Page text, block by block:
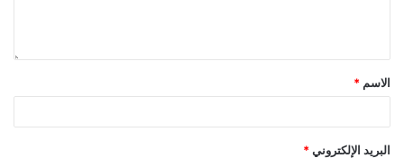
الاسم *
البريد الإلكتروني *